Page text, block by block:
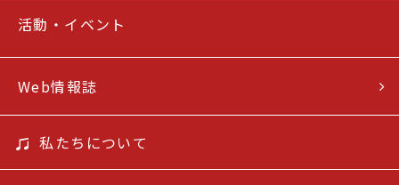
活動・イベント
Web情報誌
私たちについて